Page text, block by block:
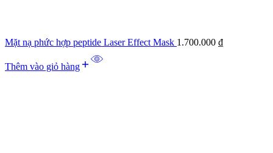
Mặt nạ phức hợp peptide Laser Effect Mask 1.700.000 ₫
Thêm vào giỏ hàng